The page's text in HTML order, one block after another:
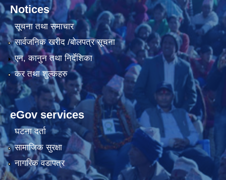
Notices
सूचना तथा समाचार
सार्वजनिक खरीद /बोलपत्र सूचना
एन, कानुन तथा निर्देशिका
कर तथा शुल्कहरु
eGov services
घटना दर्ता
सामाजिक सुरक्षा
नागरिक वडापत्र